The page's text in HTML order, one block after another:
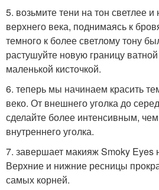
5. возьмите тени на тон светлее и
верхнего века, поднимаясь к
темного к более светлому тону
растушуйте новую границу
маленькой кисточкой.
6. теперь мы начинаем красить
веко. От внешнего уголка до
сделайте более интенсивным,
внутреннего уголка.
7. завершает макияж Smoky Eyes
Верхние и нижние ресницы
самых корней.